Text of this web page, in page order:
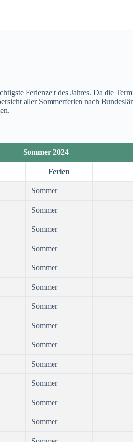
Ferienzeit des Jahres. Da die
aller Sommerferien nach
Sommer 2024
Ferien
Sommer
Sommer
Sommer
Sommer
Sommer
Sommer
Sommer
Sommer
Sommer
Sommer
Sommer
Sommer
Sommer